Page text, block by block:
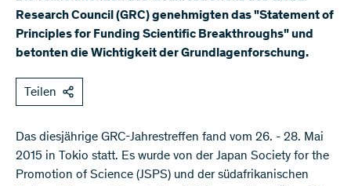
Research Council (GRC) genehmigten das "Statement of
Principles for Funding Scientific Breakthroughs" und
betonten die Wichtigkeit der Grundlagenforschung.
Teilen
​Das diesjährige GRC-Jahrestreffen fand vom 26. - 28. Mai
2015 in Tokio statt. Es wurde von der Japan Society for the
Promotion of Science (JSPS) und der südafrikanischen